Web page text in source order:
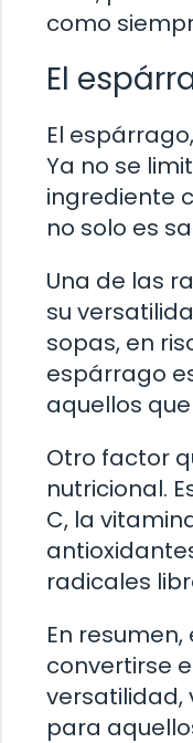
como
El
El
Ya no se
ingrediente
no solo es
Una de las
su
sopas, en
espárrago
aquellos
Otro factor
nutricional.
C, la
radicales
En
convertirse
versatilidad,
para